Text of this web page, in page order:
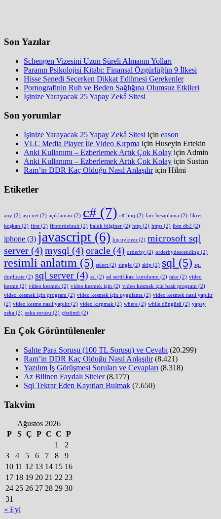
Son Yazılar
Schengen Vizesini Uzun Süreli Almanın Yolları
Paranın Psikolojisi Kitabı: Finansal Özgürlüğün 9 İlkesi
Hisse Senedi Seçerken Dikkat Edilmesi Gerekenler
Pornografinin Ruh ve Beden Sağlığına Olumsuz Etkileri
İşinize Yarayacak 25 Yapay Zekâ Sitesi
Son yorumlar
İşinize Yarayacak 25 Yapay Zekâ Sitesi için eason
VLC Media Player İle Video Kırpma için Huseyin Ertekin
Anki Kullanımı – Ezberlemek Artık Çok Kolay için Admin
Anki Kullanımı – Ezberlemek Artık Çok Kolay için Sustun
Ram’in DDR Kaç Olduğu Nasıl Anlaşılıriçin Hilmi
Etiketler
any (2) asp.net (2) açıklaması (2) c# (7) c# linq (2) faiz hesaplama (2) fikret
kuşkan (2) first (2) firstordefault (2) haluk bilginer (2) http (2) https (2) ibm db2 (2)
iphone (3) javascript (6) kış uykusu (2) microsoft sql
server (4) mysql (4) oracle (4) orderby (2) orderbydescending (2)
resimli anlatım (5) select (2) single (2) skip (2) sql (5) sql
duplicate (2) sql server (4) ssl (2) ssl sertifikası kurulumu (2) take (2) video
kesme (2) video kesmek (2) video kesmek için (2) video kesmek için basit program (2)
video kesmek için program (2) video kesmek için uygulama (2) video kesmek nasıl yapılır
(2) video kesme nasıl yapılır (2) video kırpmak (2) where (2) while döngüsü (2) yapay
zeka (2) zeka sorusu (2) çözümü (2)
En Çok Görüntülenenler
Sahte Para Sorusu (100 TL Sorusu) ve Cevabı (20.299)
Ram’in DDR Kaç Olduğu Nasıl Anlaşılır (8.421)
Yazılım İş Görüşmesi Soruları ve Cevapları (8.318)
Az Bilinen Faydalı Siteler (8.177)
Sql Tekrar Eden Kayıtları Bulmak (7.650)
Takvim
Ağustos 2026
P
S Ç P C C P
1
2
3
4 5 6 7 8
9
10 11 12 13 14 15 16
17 18 19 20 21 22 23
24 25 26 27 28 29 30
31
« Eyl